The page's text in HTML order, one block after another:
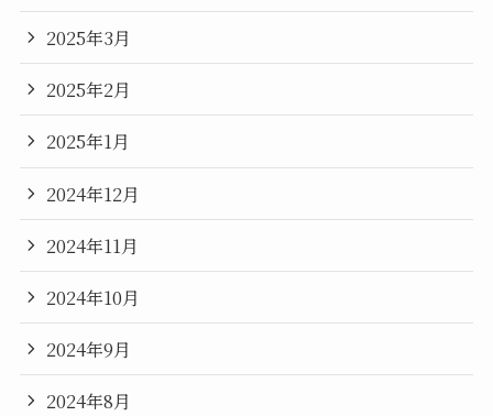
2025年3月
2025年2月
2025年1月
2024年12月
2024年11月
2024年10月
2024年9月
2024年8月